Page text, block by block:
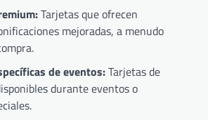
Tarjetas que ofrecen
mejoradas, a menudo
de eventos:Tarjetas de
durante eventos o